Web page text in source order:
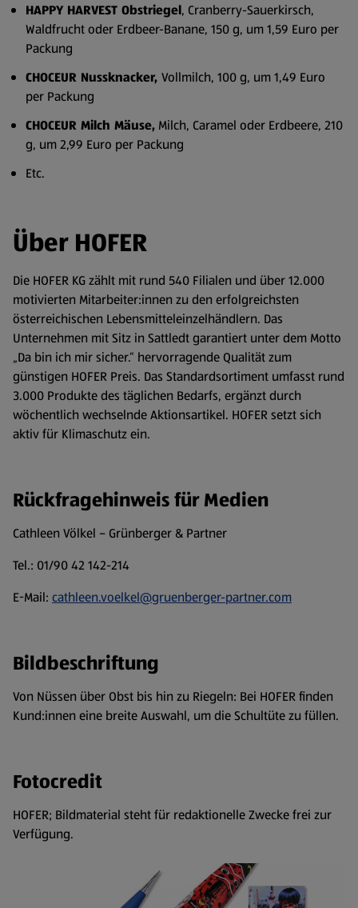
HAPPY HARVEST Obstriegel, Cranberry-Sauerkirsch,
Waldfrucht oder Erdbeer-Banane, 150 g, um 1,59 Euro per
Packung
CHOCEUR Nussknacker, Vollmilch, 100 g, um 1,49 Euro
per Packung
CHOCEUR Milch Mäuse, Milch, Caramel oder Erdbeere, 210
g, um 2,99 Euro per Packung
Etc.
Über HOFER
Die HOFER KG zählt mit rund 540 Filialen und über 12.000
motivierten Mitarbeiter:innen zu den erfolgreichsten
österreichischen Lebensmitteleinzelhändlern. Das
Unternehmen mit Sitz in Sattledt garantiert unter dem Motto
„Da bin ich mir sicher.“ hervorragende Qualität zum
günstigen HOFER Preis. Das Standardsortiment umfasst rund
3.000 Produkte des täglichen Bedarfs, ergänzt durch
wöchentlich wechselnde Aktionsartikel. HOFER setzt sich
aktiv für Klimaschutz ein.
Rückfragehinweis für Medien
Cathleen Völkel – Grünberger & Partner
Tel.: 01/90 42 142-214
E-Mail: cathleen.voelkel@gruenberger-partner.com
Bildbeschriftung
Von Nüssen über Obst bis hin zu Riegeln: Bei HOFER finden
Kund:innen eine breite Auswahl, um die Schultüte zu füllen.
Fotocredit
HOFER; Bildmaterial steht für redaktionelle Zwecke frei zur
Verfügung.